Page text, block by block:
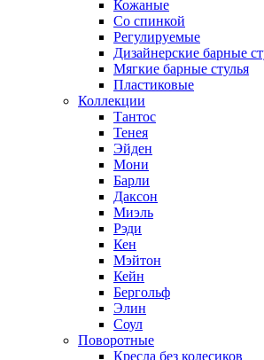
Кожаные
Со спинкой
Регулируемые
Дизайнерские барные
Мягкие барные стулья
Пластиковые
Коллекции
Тантос
Тенея
Эйден
Мони
Барли
Даксон
Миэль
Рэди
Кен
Мэйтон
Кейн
Бергольф
Элин
Соул
Поворотные
Кресла без колесиков